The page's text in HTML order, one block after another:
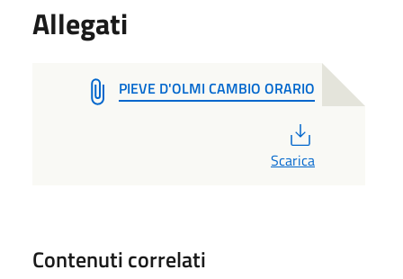
Allegati
PIEVE D'OLMI CAMBIO ORARIO
Scarica
Contenuti correlati